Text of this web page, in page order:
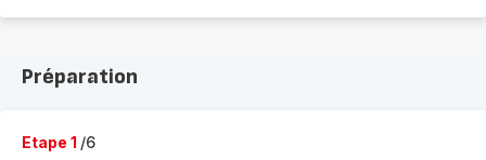
Préparation
Etape 1 /6